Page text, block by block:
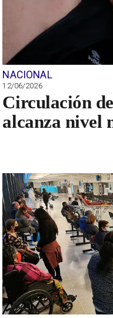
NACIONAL
12/06/2026
Circulación
alcanza nivel